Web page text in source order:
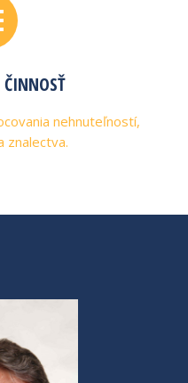
nehnuteľností,
znalectva.